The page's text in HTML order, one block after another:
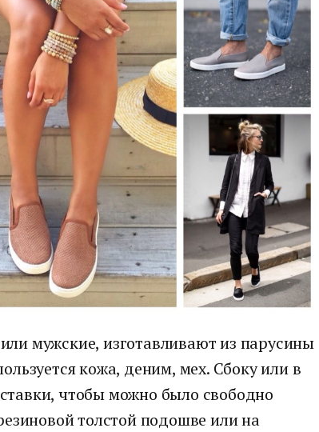
мужские, изготавливают из парусины
кожа, деним, мех. Сбоку или в
чтобы можно было свободно
толстой подошве или на